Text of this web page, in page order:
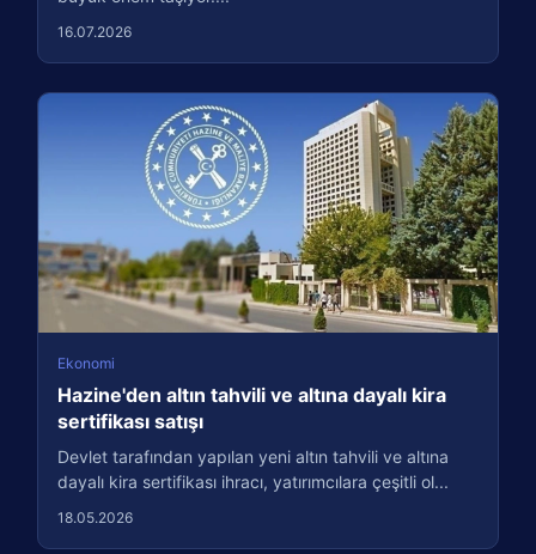
16.07.2026
Ekonomi
Hazine'den altın tahvili ve altına dayalı kira
sertifikası satışı
Devlet tarafından yapılan yeni altın tahvili ve altına
dayalı kira sertifikası ihracı, yatırımcılara çeşitli ol...
18.05.2026